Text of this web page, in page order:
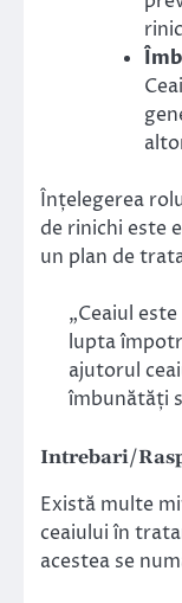
Înțelegerea
de rinichi este
un plan de
„Ceaiul
lupta
ajutorul
îmbunătăți
Intrebari/
Există multe
ceaiului în
acestea se